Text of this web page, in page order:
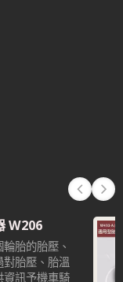
W206
胎的胎壓、
對胎壓、胎溫
資訊予機車騎